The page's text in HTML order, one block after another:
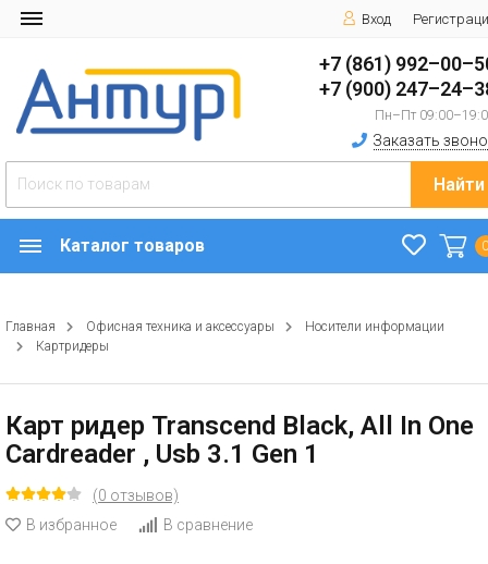
Вход
+7 (861)
+7 (900)
Пн–Пт
Заказать
Найти
Каталог товаров
Главная Офисная техника и аксессуары
Носители информации
Картридеры
Карт ридер Transcend Black, All In One
Cardreader , Usb 3.1 Gen 1
(0 отзывов)
В избранное
В сравнение